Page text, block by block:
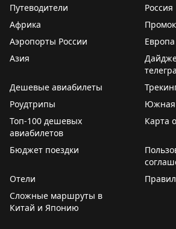
Путеводители
Россия
Африка
Аэропорты России
Европа
Азия
Дешевые авиабилеты
Роудтрипы
Южная
Топ-100 дешевых
авиабилетов
Карта
Бюджет поездки
Отели
Сложные маршруты в
Китай и Японию